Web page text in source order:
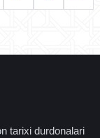
tarixi durdonalari